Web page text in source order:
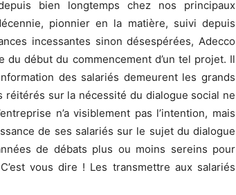
bien longtemps chez nos principaux
pionnier en la matière, suivi depuis
incessantes sinon désespérées, Adecco
du début du commencement d’un tel projet. Il
des salariés demeurent les grands
sur la nécessité du dialogue social ne
n’a visiblement pas l’intention, mais
de ses salariés sur le sujet du dialogue
de débats plus ou moins sereins pour
vous dire ! Les transmettre aux salariés